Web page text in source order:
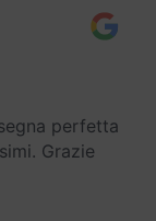
perfetta
Grazie